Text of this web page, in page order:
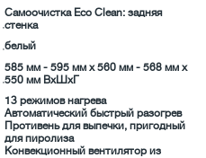
Самоочистка Eco Clean: задняя
стенка
белый
585 мм - 595 мм x 560 мм - 568 мм x
550 мм ВхШхГ
13 режимов нагрева
Автоматический быстрый разогрев
Противень для выпечки, пригодный
для пиролиза
Конвекционный вентилятор из